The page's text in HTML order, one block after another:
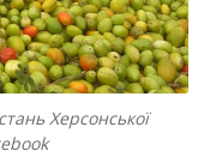
Херсонської